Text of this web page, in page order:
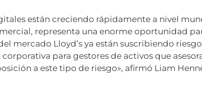
están creciendo rápidamente a nivel
representa una enorme oportunidad
mercado Lloyd’s ya están suscribiendo
para gestores de activos que
a este tipo de riesgo», afirmó Liam